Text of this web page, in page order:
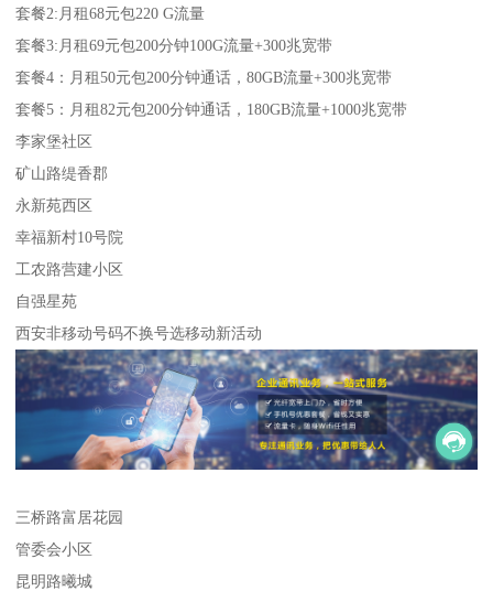
套餐2:月租68元包220 G流量
套餐3:月租69元包200分钟100G流量+300兆宽带
套餐4：月租50元包200分钟通话，80GB流量+300兆宽带
套餐5：月租82元包200分钟通话，180GB流量+1000兆宽带
李家堡社区
矿山路缇香郡
永新苑西区
幸福新村10号院
工农路营建小区
自强星苑
西安非移动号码不换号选移动新活动
三桥路富居花园
管委会小区
昆明路曦城